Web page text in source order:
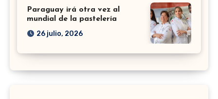
Paraguay irá otra vez al
mundial de la pastelería
26 julio, 2026